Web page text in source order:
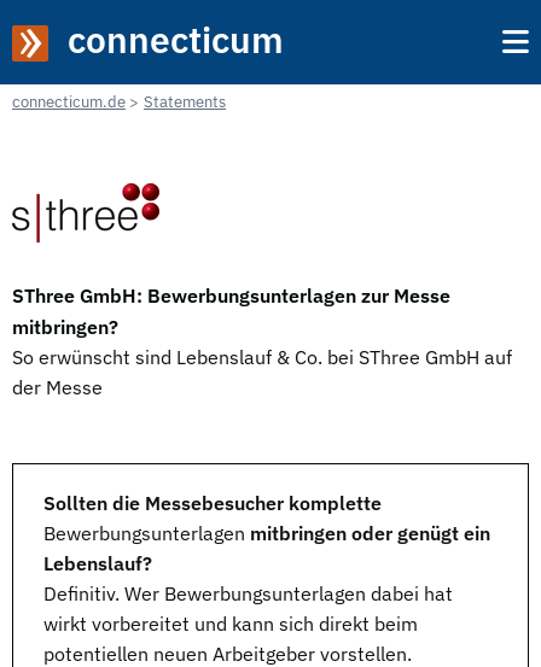
connecticum
connecticum.de Statements
SThree GmbH: Bewerbungsunterlagen zur Messe
mitbringen?
So erwünscht sind Lebenslauf & Co. bei SThree GmbH auf
der Messe
Sollten die Messebesucher komplette
Bewerbungsunterlagen mitbringen oder genügt ein
Lebenslauf?
Definitiv. Wer Bewerbungsunterlagen dabei hat
wirkt vorbereitet und kann sich direkt beim
potentiellen neuen Arbeitgeber vorstellen.